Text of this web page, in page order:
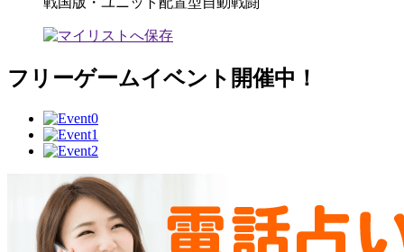
フリーゲームイベント開催中！